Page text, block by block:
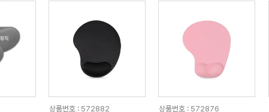
상품번호 : 572882
상품번호 : 572876